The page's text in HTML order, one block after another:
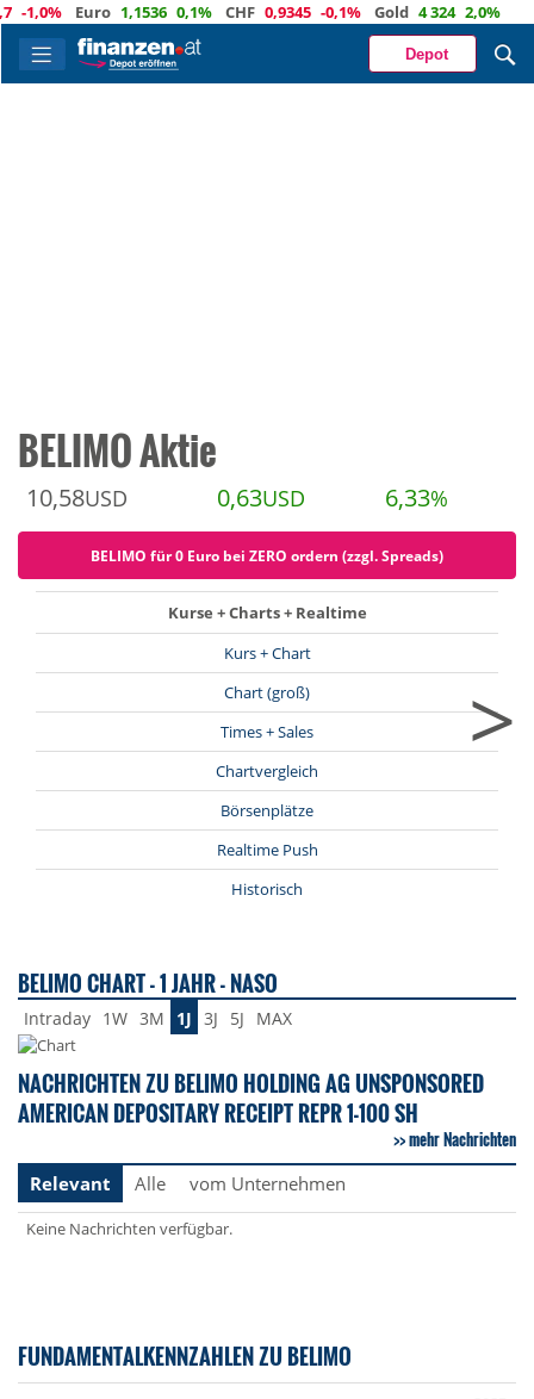
Euro 1,1536 0,1% CHF 0,9345 -0,1% Gold 4 324 2,0%
Depot
BELIMO Aktie
10,58USD 0,63USD 6,33%
BELIMO für 0 Euro bei ZERO ordern (zzgl. Spreads)
Kurse + Charts + Realtime
Kurs + Chart
Chart (groß)
Times + Sales
Chartvergleich
Börsenplätze
Realtime Push
Historisch
>
BELIMO CHART - 1 JAHR - NASO
Intraday 1W 3M 1J 3J 5J MAX
NACHRICHTEN ZU BELIMO HOLDING AG UNSPONSORED
AMERICAN DEPOSITARY RECEIPT REPR 1-100 SH
mehr Nachrichten
Relevant
Alle vom Unternehmen
Keine Nachrichten verfügbar.
FUNDAMENTALKENNZAHLEN ZU BELIMO